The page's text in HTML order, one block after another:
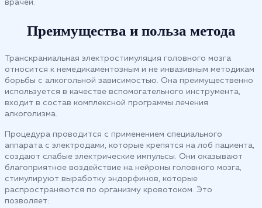
врачей.
Преимущества и польза метода
Транскраниальная электростимуляция головного мозга
относится к немедикаментозным и не инвазивным методикам
борьбы с алкогольной зависимостью. Она преимущественно
используется в качестве вспомогательного инструмента,
входит в состав комплексной программы лечения
алкоголизма.
Процедура проводится с применением специального
аппарата с электродами, которые крепятся на лоб пациента,
создают слабые электрические импульсы. Они оказывают
благоприятное воздействие на нейроны головного мозга,
стимулируют выработку эндорфинов, которые
распространяются по организму кровотоком. Это
позволяет: